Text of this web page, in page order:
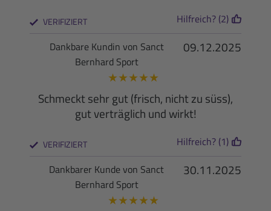
VERIFIZIERT Hilfreich? (2)
09.12.2025
Dankbare Kundin von Sanct
Bernhard Sport
★★★★★
Schmeckt sehr gut (frisch, nicht zu süss),
gut verträglich und wirkt!
VERIFIZIERT Hilfreich? (1)
30.11.2025
Dankbarer Kunde von Sanct
Bernhard Sport
★★★★★